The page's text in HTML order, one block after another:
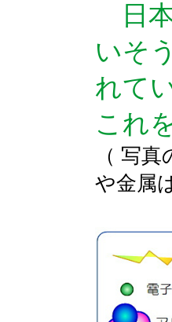
日本
いそ
れて
これ
（ 写
や金属